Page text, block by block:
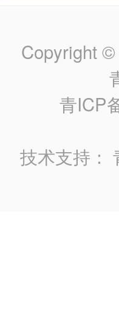
Copyright
青ICP
技术支持：